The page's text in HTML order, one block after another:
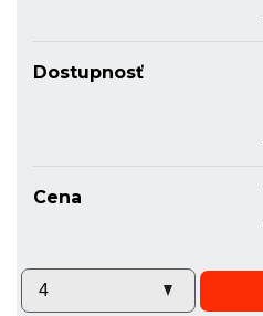
Dostupnosť
Cena